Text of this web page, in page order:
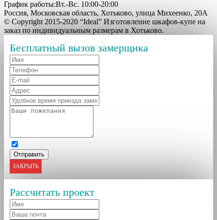
График работы:Вт.-Вс. 10:00-20:00
Россия, Московская область, Хотьково, улица Михеенко, 20А
© Copyright 2015-2020 “Ideal” Изготовление шкафов-купе на
заказ по индивидуальным размерам в Хотьково.
Бесплатный вызов замерщика
ЗАКРЫТЬ
Рассчитать проект